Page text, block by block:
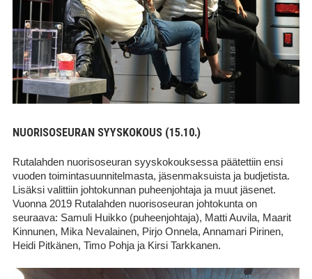
NUORISOSEURAN SYYSKOKOUS (15.10.)
Rutalahden nuorisoseuran syyskokouksessa päätettiin ensi
vuoden toimintasuunnitelmasta, jäsenmaksuista ja budjetista.
Lisäksi valittiin johtokunnan puheenjohtaja ja muut jäsenet.
Vuonna 2019 Rutalahden nuorisoseuran johtokunta on
seuraava: Samuli Huikko (puheenjohtaja), Matti Auvila, Maarit
Kinnunen, Mika Nevalainen, Pirjo Onnela, Annamari Pirinen,
Heidi Pitkänen, Timo Pohja ja Kirsi Tarkkanen.